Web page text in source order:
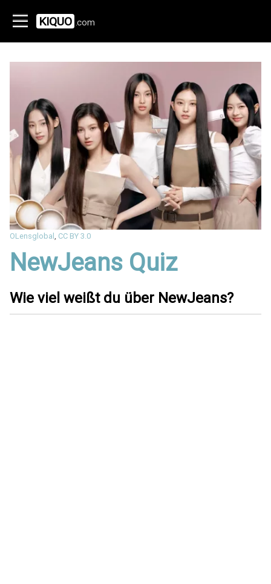
KIQUO .com
OLensglobal , CC BY 3.0
NewJeans Quiz
Wie viel weißt du über NewJeans?